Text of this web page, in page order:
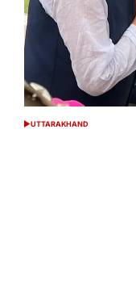
POSTED
UTTARAKHAND